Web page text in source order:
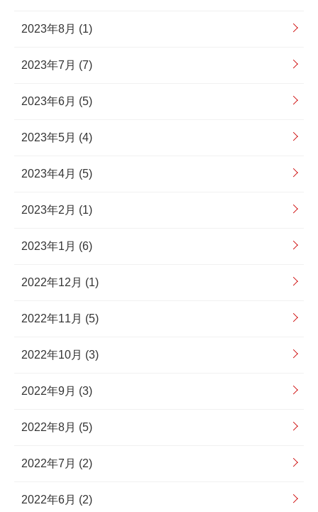
2023年8月 (1)
2023年7月 (7)
2023年6月 (5)
2023年5月 (4)
2023年4月 (5)
2023年2月 (1)
2023年1月 (6)
2022年12月 (1)
2022年11月 (5)
2022年10月 (3)
2022年9月 (3)
2022年8月 (5)
2022年7月 (2)
2022年6月 (2)